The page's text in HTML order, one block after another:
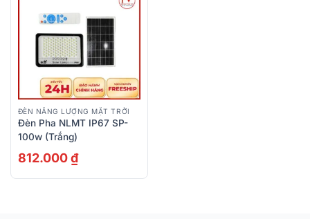
ĐÈN NĂNG LƯỢNG MẶT TRỜI
Đèn Pha NLMT IP67 SP-
100w (Trắng)
812.000₫